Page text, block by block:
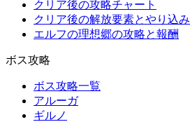
クリア後の攻略チャート
クリア後の解放要素とやり込み
エルフの理想郷の攻略と報酬
ボス攻略
ボス攻略一覧
アルーガ
ギルノ